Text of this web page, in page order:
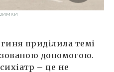
приділила темі
допомогою.
– це не